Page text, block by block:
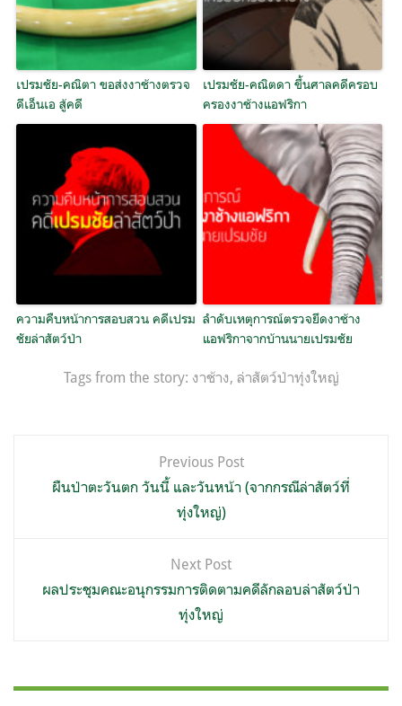
เปรมชัย-คณิตา ขอส่งงาช้างตรวจ
ดีเอ็นเอ สู้คดี
เปรมชัย-คณิตดา ขึ้นศาลคดีครอบ
ครองงาช้างแอฟริกา
ความคืบหน้าการสอบสวน คดีเปรม
ชัยล่าสัตว์ป่า
ลำดับเหตุการณ์ตรวจยึดงาช้าง
แอฟริกาจากบ้านนายเปรมชัย
Tags from the story: งาช้าง, ล่าสัตว์ป่าทุ่งใหญ่
เรื่อง
Previous Post
ผืนป่าตะวันตก วันนี้ และวันหน้า (จากกรณีล่าสัตว์ที่
ทุ่งใหญ่)
Next Post
ผลประชุมคณะอนุกรรมการติดตามคดีลักลอบล่าสัตว์ป่า
ทุ่งใหญ่